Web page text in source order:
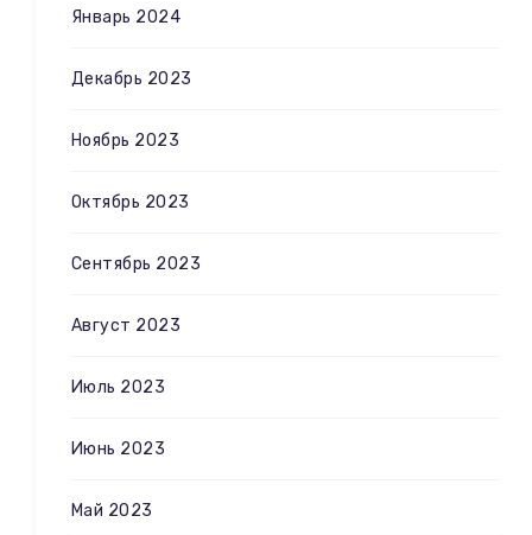
Январь 2024
Декабрь 2023
Ноябрь 2023
Октябрь 2023
Сентябрь 2023
Август 2023
Июль 2023
Июнь 2023
Май 2023